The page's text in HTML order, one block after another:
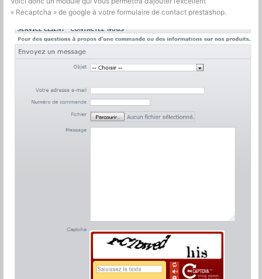
« Recaptcha » de google à votre formulaire de contact prestashop.